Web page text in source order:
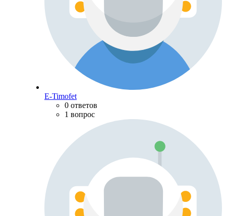
E-Timofet
0 ответов
1 вопрос